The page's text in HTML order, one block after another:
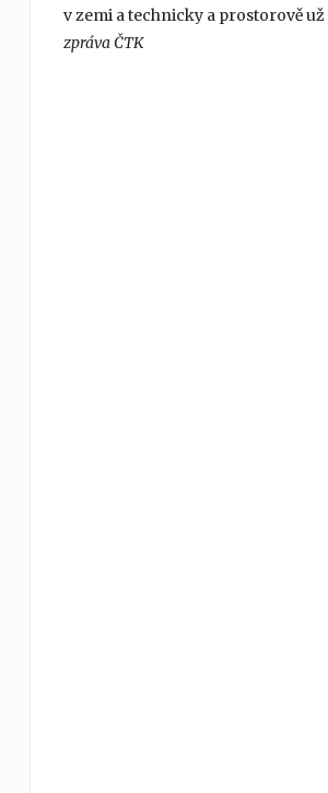
v zemi a technicky a prostorově
zpráva ČTK